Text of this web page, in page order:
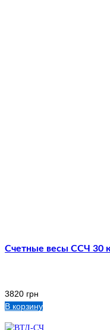
Счетные весы ССЧ 30
3820 грн
В корзину